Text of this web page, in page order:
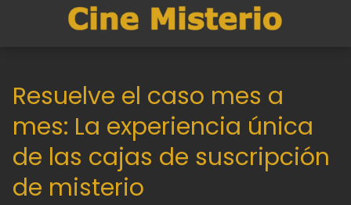
Resuelve el caso mes a
mes: La experiencia única
de las cajas de suscripción
de misterio